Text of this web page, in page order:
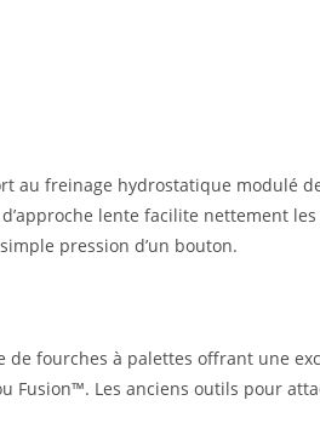
au freinage hydrostatique modulé
lente facilite nettement
pression d’un bouton.
de fourches à palettes offrant une
Les anciens outils pour